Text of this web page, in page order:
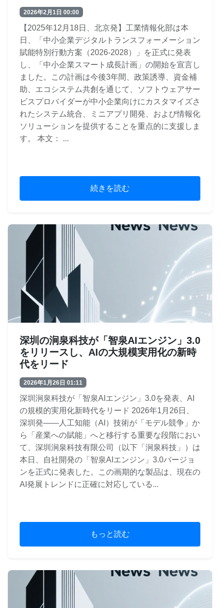
2026年2月1日 00:00
【2025年12月18日、北京発】工業情報化部は本
日、「中小企業デジタルトランスフォーメーション
賦能特別行動方案（2026-2028）」を正式に発表
し、「中小企業スマート成長計画」の開始を宣言し
ました。この計画は今後3年間、政策誘導、資金補
助、エコシステム共創を通じて、ソフトウェアサー
ビスプロバイダーが中小企業向けにカスタマイズさ
れたシステム統合、ミニアプリ開発、および情報化
ソリューションを提供することを重点的に支援しま
す。 本文： ...
続きを読む
深圳の涧泉科技が「智泉AIエンジン」3.0
をリリースし、AIの大規模実用化の新時
代をリード
2026年1月26日 01:11
深圳涧泉科技が「智泉AIエンジン」3.0を発表、AI
の規模的実用化新時代をリード 2026年1月26日、
深圳発——人工知能（AI）技術が「モデル競争」か
ら「産業への賦能」へと移行する重要な段階におい
て、深圳涧泉科技有限公司（以下「涧泉科技」）は
本日、自社開発の「智泉AIエンジン」3.0バージョ
ンを正式に発表した。この画期的な製品は、現在の
AI発展トレンドに正確に対応している...
もっと読む